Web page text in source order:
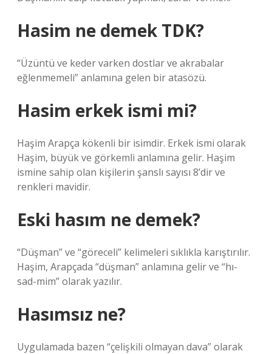
Hasim ne demek TDK?
“Üzüntü ve keder varken dostlar ve akrabalar
eğlenmemeli” anlamına gelen bir atasözü.
Hasim erkek ismi mi?
Haşim Arapça kökenli bir isimdir. Erkek ismi olarak
Haşim, büyük ve görkemli anlamına gelir. Haşim
ismine sahip olan kişilerin şanslı sayısı 8’dir ve
renkleri mavidir.
Eski hasım ne demek?
“Düşman” ve “göreceli” kelimeleri sıklıkla karıştırılır.
Haşim, Arapçada “düşman” anlamına gelir ve “hı-
sad-mim” olarak yazılır.
Hasımsız ne?
Uygulamada bazen “çelişkili olmayan dava” olarak